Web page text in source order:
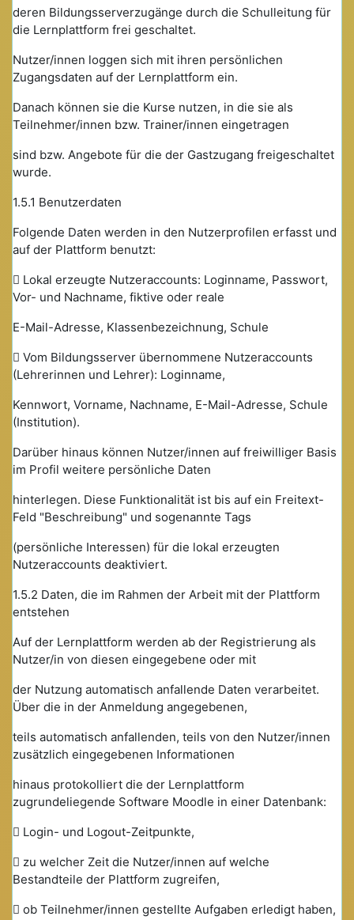
deren Bildungsserverzugänge durch die Schulleitung für
die Lernplattform frei geschaltet.
Nutzer/innen loggen sich mit ihren persönlichen
Zugangsdaten auf der Lernplattform ein.
Danach können sie die Kurse nutzen, in die sie als
Teilnehmer/innen bzw. Trainer/innen eingetragen
sind bzw. Angebote für die der Gastzugang freigeschaltet
wurde.
1.5.1 Benutzerdaten
Folgende Daten werden in den Nutzerprofilen erfasst und
auf der Plattform benutzt:
 Lokal erzeugte Nutzeraccounts: Loginname, Passwort,
Vor- und Nachname, fiktive oder reale
E-Mail-Adresse, Klassenbezeichnung, Schule
 Vom Bildungsserver übernommene Nutzeraccounts
(Lehrerinnen und Lehrer): Loginname,
Kennwort, Vorname, Nachname, E-Mail-Adresse, Schule
(Institution).
Darüber hinaus können Nutzer/innen auf freiwilliger Basis
im Profil weitere persönliche Daten
hinterlegen. Diese Funktionalität ist bis auf ein Freitext-
Feld "Beschreibung" und sogenannte Tags
(persönliche Interessen) für die lokal erzeugten
Nutzeraccounts deaktiviert.
1.5.2 Daten, die im Rahmen der Arbeit mit der Plattform
entstehen
Auf der Lernplattform werden ab der Registrierung als
Nutzer/in von diesen eingegebene oder mit
der Nutzung automatisch anfallende Daten verarbeitet.
Über die in der Anmeldung angegebenen,
teils automatisch anfallenden, teils von den Nutzer/innen
zusätzlich eingegebenen Informationen
hinaus protokolliert die der Lernplattform
zugrundeliegende Software Moodle in einer Datenbank:
 Login- und Logout-Zeitpunkte,
 zu welcher Zeit die Nutzer/innen auf welche
Bestandteile der Plattform zugreifen,
 ob Teilnehmer/innen gestellte Aufgaben erledigt haben,